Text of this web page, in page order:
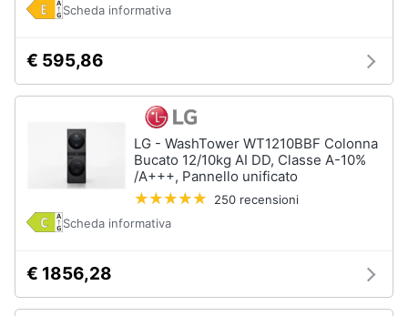
Scheda informativa
€ 595,86
LG - WashTower WT1210BBF Colonna
Bucato 12/10kg AI DD, Classe A-10%
/A+++, Pannello unificato
250 recensioni
Scheda informativa
€ 1856,28